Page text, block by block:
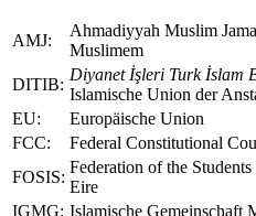
AMJ:
Ahmadiyyah Muslim
Muslimem
DITIB:
Diyanet İşleri Turk İslam
Islamische Union der
EU:
Europäische Union
FCC:
Federal Constitutional
FOSIS:
Federation of the
Eire
IGMG: Islamische Gemeinschaft